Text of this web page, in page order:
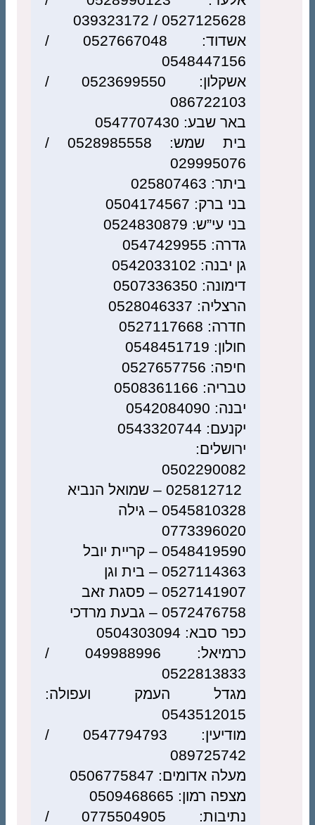
0527125628 / 039323172
אשדוד: 0527667048 /
0548447156
אשקלון: 0523699550 /
086722103
באר שבע: 0547707430
בית שמש: 0528985558 /
029995076
ביתר: 025807463
בני ברק: 0504174567
בני עי”ש: 0524830879
גדרה: 0547429955
גן יבנה: 0542033102
דימונה: 0507336350
הרצליה: 0528046337
חדרה: 0527117668
חולון: 0548451719
חיפה: 0527657756
טבריה: 0508361166
יבנה: 0542084090
יקנעם: 0543320744
ירושלים:
0502290082
0545810328 – גילה
0773396020
0548419590 – קריית יובל
0527114363 – בית וגן
0527141907 – פסגת זאב
0572476758 – גבעת מרדכי
כפר סבא: 0504303094
כרמיאל: 049988996 /
0522813833
מגדל העמק ועפולה:
0543512015
מודיעין: 0547794793 /
089725742
מעלה אדומים: 0506775847
מצפה רמון: 0509468665
נתיבות: 0775504905 /